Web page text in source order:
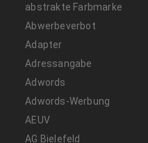
abstrakte Farbmarke
Abwerbeverbot
Adapter
Adressangabe
Adwords
Adwords-Werbung
AEUV
AG Bielefeld